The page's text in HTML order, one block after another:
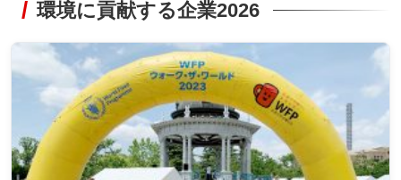
環境に貢献する企業2026